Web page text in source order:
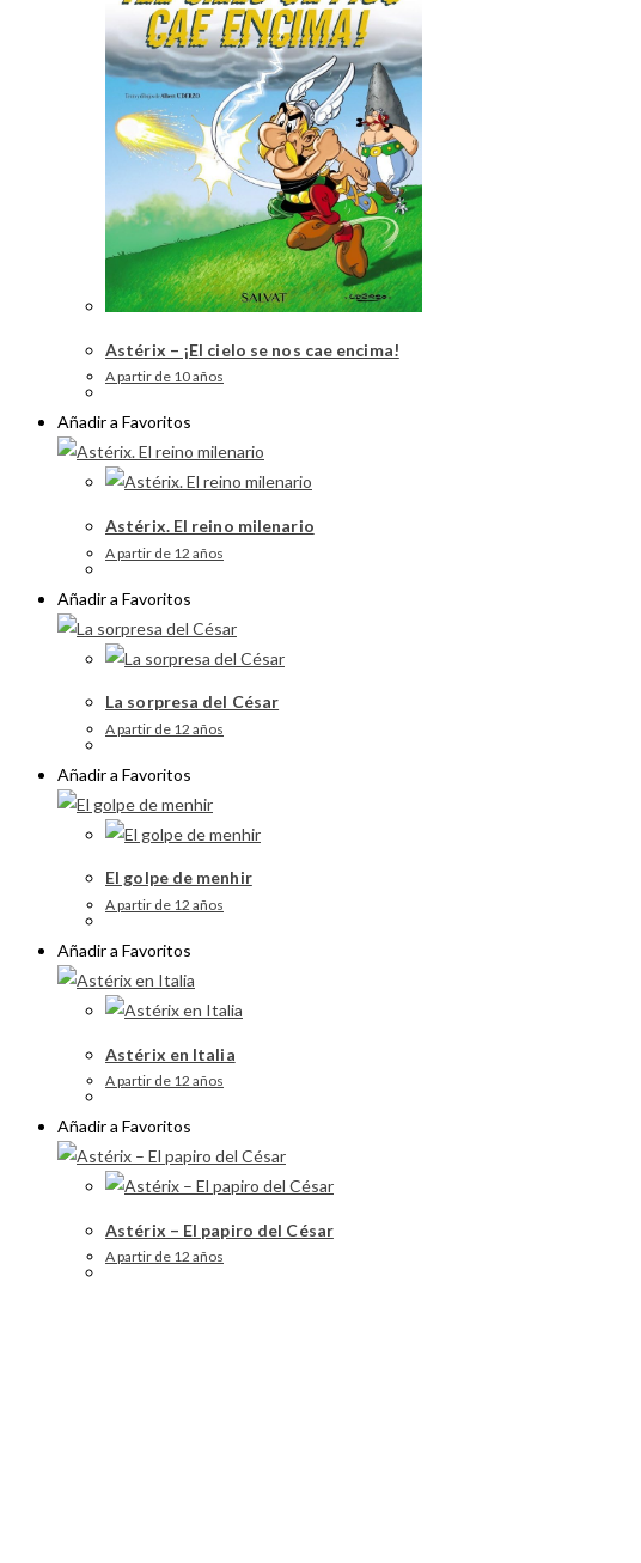
Astérix – ¡El cielo se nos cae encima!
A partir de 10 años
Añadir a Favoritos
Astérix. El reino milenario
A partir de 12 años
Añadir a Favoritos
La sorpresa del César
A partir de 12 años
Añadir a Favoritos
El golpe de menhir
A partir de 12 años
Añadir a Favoritos
Astérix en Italia
A partir de 12 años
Añadir a Favoritos
Astérix – El papiro del César
A partir de 12 años